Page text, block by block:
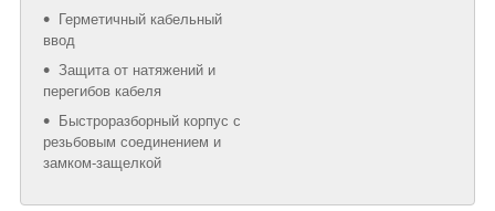
Герметичный кабельный
ввод
Защита от натяжений и
перегибов кабеля
Быстроразборный корпус с
резьбовым соединением и
замком-защелкой